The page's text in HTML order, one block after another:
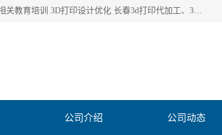
长春市东师青鸟科技有限公司从事3D打印代加工 3D打印设计服务 3D打印相关教育培训 3D打印设计优化 长春3d打印代加工、3D打印代加工及设计服务、3D打印相关教育培训、专利代理及优化、3D打印上下游技术服务，深耕工业设计、机械设计、3D打印多年年，拥有多项技术，辅助数十位客户完成自己的发明及实用新型专利。
公司介绍 公司动态